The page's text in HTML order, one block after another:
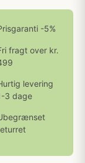
-5%
fragt over kr.
levering
3 dage